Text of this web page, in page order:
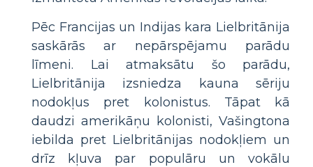
Pēc Francijas un Indijas kara Lielbritānija
saskārās ar nepārspējamu parādu
līmeni. Lai atmaksātu šo parādu,
Lielbritānija izsniedza kauna sēriju
nodokļus pret kolonistus. Tāpat kā
daudzi amerikāņu kolonisti, Vašingtona
iebilda pret Lielbritānijas nodokļiem un
drīz kļuva par populāru un vokālu